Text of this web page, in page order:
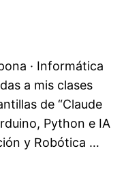
· Informática
a mis clases
de “Claude
Python e IA
y Robótica …